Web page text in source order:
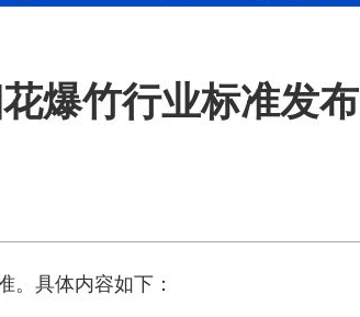
爆竹行业标准发布
。具体内容如下：